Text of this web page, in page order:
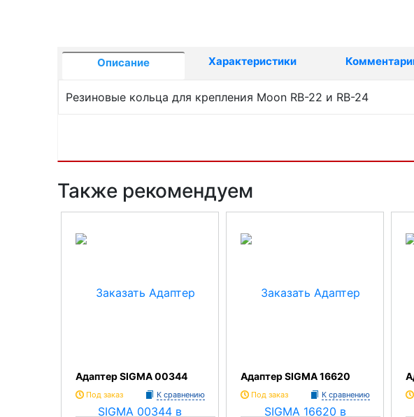
Описание Характеристики
Резиновые кольца для крепления Moon RB-22 и RB-24
Также рекомендуем
Адаптер SIGMA 00344
Под заказ К сравнению
Адаптер SIGMA 16620
Под заказ К сравнению